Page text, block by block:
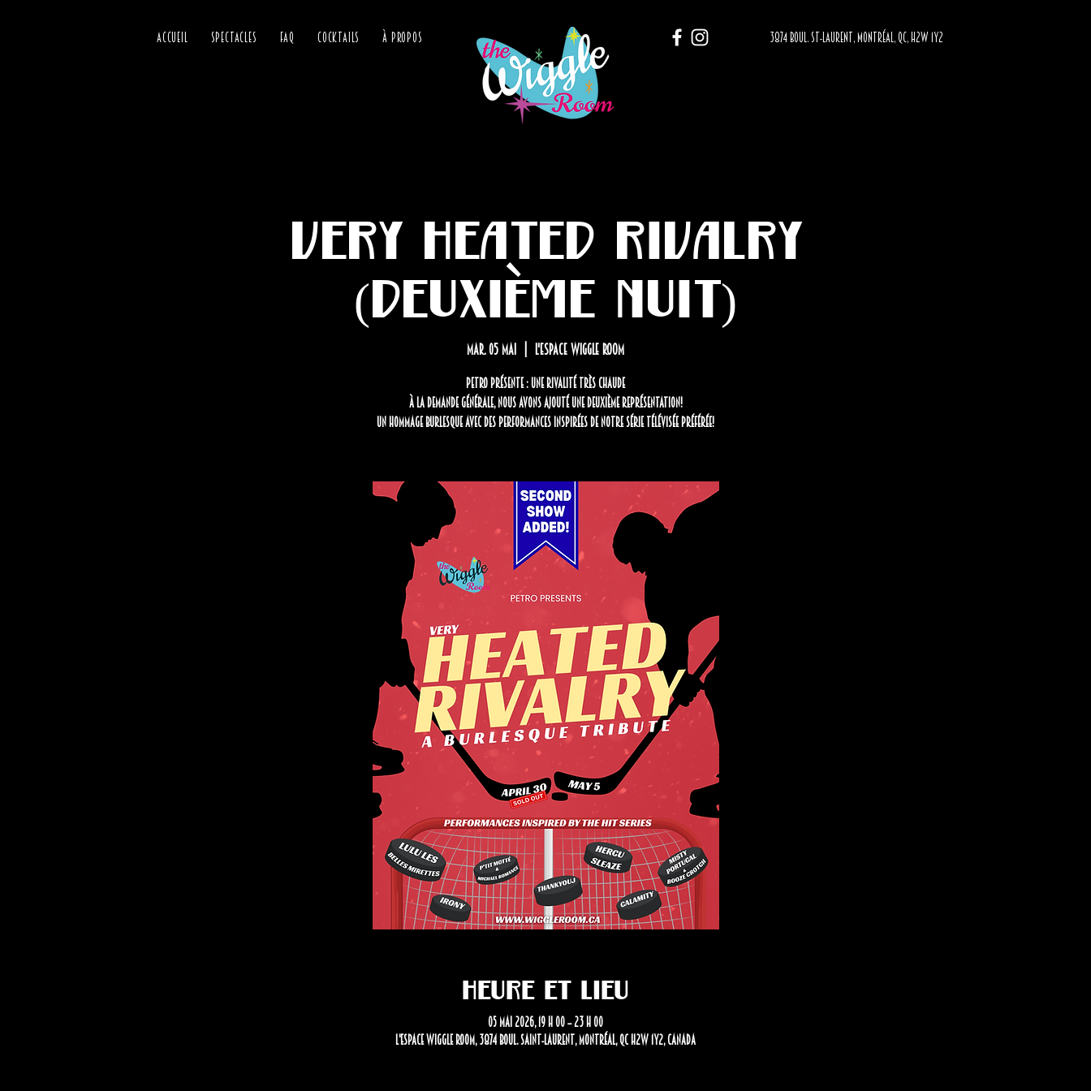
ACCUEIL SPECTACLES FAQ COCKTAILS À PROPOS 3874 BOUL. ST-LAURENT, MONTRÉAL, QC, H2W 1Y2
Very Heated Rivalry
(Deuxième nuit)
mar. 05 mai L'Espace Wiggle Room
Petro présente : UNE RIVALITÉ TRÈS CHAUDE
À la demande générale, nous avons ajouté une DEUXIÈME REPRÉSENTATION!
Un hommage burlesque avec des performances inspirées de notre série télévisée préférée!
Heure et lieu
05 mai 2026, 19 h 00 – 23 h 00
L'Espace Wiggle Room, 3874 Boul. Saint-Laurent, Montréal, QC H2W 1Y2, Canada